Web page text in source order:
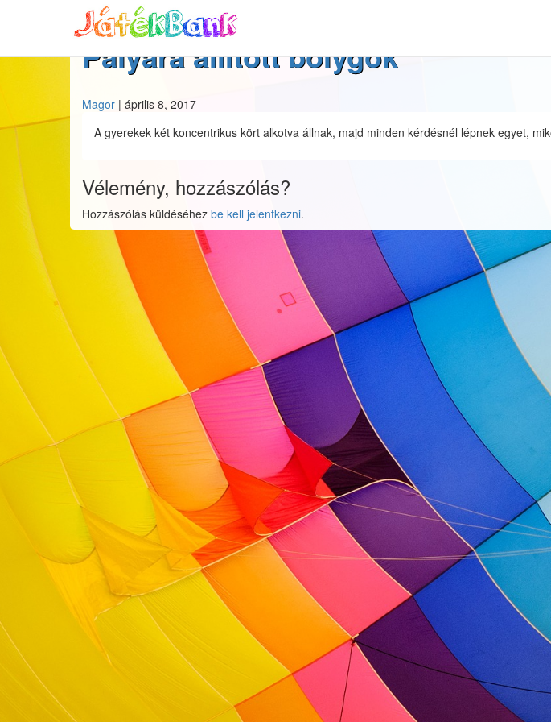
Pályára állított bolygók
Magor | április 8, 2017
A gyerekek két koncentrikus kört alkotva állnak, majd minden kérdésnél lépnek egyet,
Vélemény, hozzászólás?
Hozzászólás küldéséhez be kell jelentkezni.